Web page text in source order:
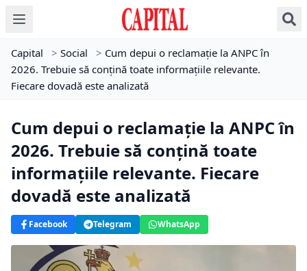
Capital > Social > Cum depui o reclamație la ANPC în
2026. Trebuie să conțină toate informațiile relevante.
Fiecare dovadă este analizată
Cum depui o reclamație la ANPC în
2026. Trebuie să conțină toate
informațiile relevante. Fiecare
dovadă este analizată
Facebook Telegram WhatsApp